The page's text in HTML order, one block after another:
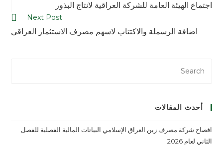
اجتماع الهيئة العامة للشركة العراقية لانتاج البذور
Next Post
اضافة الرسملة والاكتتاب لاسهم مصرف الاستثمار العراقي
أحدث المقالات
افصاح شركة مصرف زين العراق الإسلامي البيانات المالية الفصلية للفصل
الثاني لعام 2026